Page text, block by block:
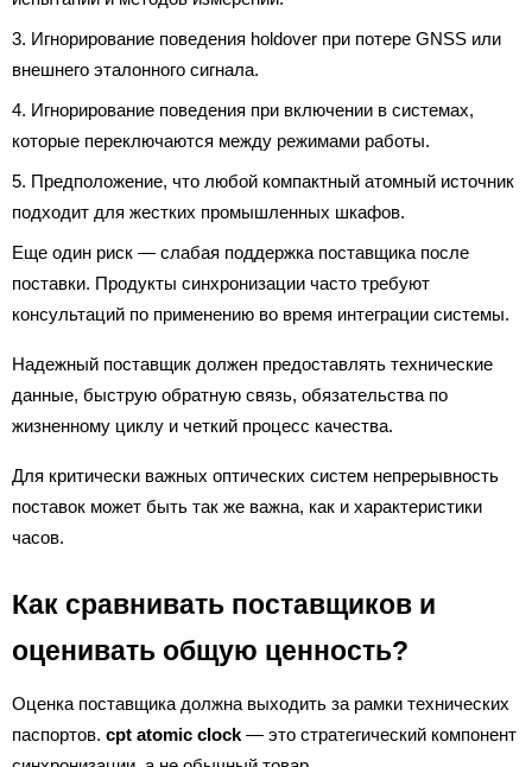
Игнорирование поведения holdover при потере GNSS или
внешнего эталонного сигнала.
Игнорирование поведения при включении в системах,
которые переключаются между режимами работы.
Предположение, что любой компактный атомный источник
подходит для жестких промышленных шкафов.
Еще один риск — слабая поддержка поставщика после
поставки. Продукты синхронизации часто требуют
консультаций по применению во время интеграции системы.
Надежный поставщик должен предоставлять технические
данные, быструю обратную связь, обязательства по
жизненному циклу и четкий процесс качества.
Для критически важных оптических систем непрерывность
поставок может быть так же важна, как и характеристики
часов.
Как сравнивать поставщиков и
оценивать общую ценность?
Оценка поставщика должна выходить за рамки технических
паспортов. cpt atomic clock — это стратегический компонент